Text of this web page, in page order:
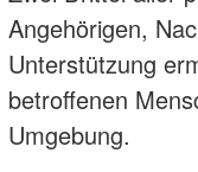
Angehörigen,
Unterstützung
betroffenen
Umgebung.